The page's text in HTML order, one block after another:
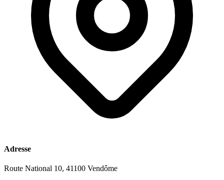
Adresse
Route National 10, 41100 Vendôme